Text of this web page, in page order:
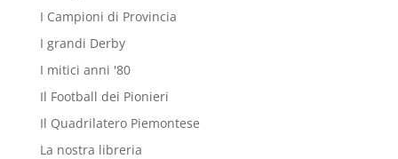
I Campioni di Provincia
I grandi Derby
I mitici anni '80
Il Football dei Pionieri
Il Quadrilatero Piemontese
La nostra libreria